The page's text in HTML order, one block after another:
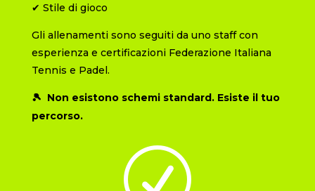
✔︎ Stile di gioco
Gli allenamenti sono seguiti da uno staff con
esperienza e certificazioni Federazione Italiana
Tennis e Padel.
🎾 Non esistono schemi standard. Esiste il tuo
percorso.